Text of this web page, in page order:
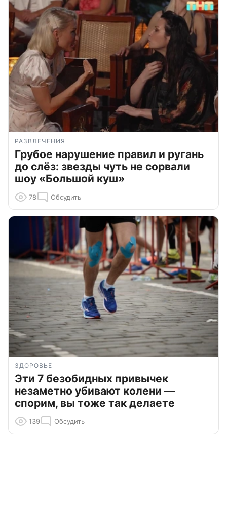
РАЗВЛЕЧЕНИЯ
Грубое нарушение правил и ругань
до слёз: звезды чуть не сорвали
шоу «Большой куш»
78 Обсудить
ЗДОРОВЬЕ
Эти 7 безобидных привычек
незаметно убивают колени —
спорим, вы тоже так делаете
139 Обсудить